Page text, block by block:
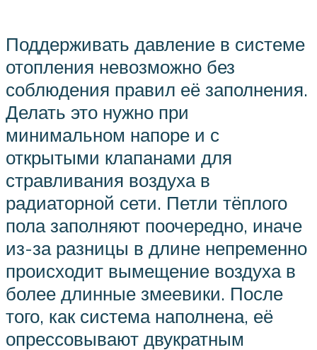
Поддерживать давление в системе
отопления невозможно без
соблюдения правил её заполнения.
Делать это нужно при
минимальном напоре и с
открытыми клапанами для
стравливания воздуха в
радиаторной сети. Петли тёплого
пола заполняют поочередно, иначе
из-за разницы в длине непременно
происходит вымещение воздуха в
более длинные змеевики. После
того, как система наполнена, её
опрессовывают двукратным